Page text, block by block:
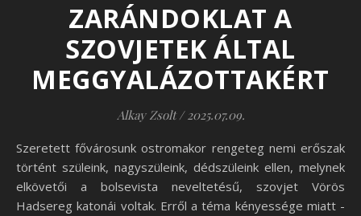
ZARÁNDOKLAT A
SZOVJETEK ÁLTAL
MEGGYALÁZOTTAKÉRT
Alkay Zsolt / 2025.07.09.
Szeretett fővárosunk ostromakor rengeteg nemi erőszak
történt szüleink, nagyszüleink, dédszüleink ellen, melynek
elkövetői a bolsevista neveltetésű, szovjet Vörös
Hadsereg katonái voltak. Erről a téma kényessége miatt -